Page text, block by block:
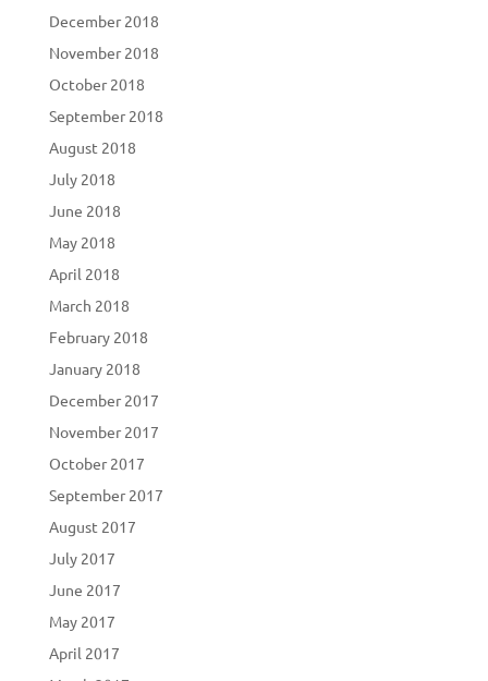
December 2018
November 2018
October 2018
September 2018
August 2018
July 2018
June 2018
May 2018
April 2018
March 2018
February 2018
January 2018
December 2017
November 2017
October 2017
September 2017
August 2017
July 2017
June 2017
May 2017
April 2017